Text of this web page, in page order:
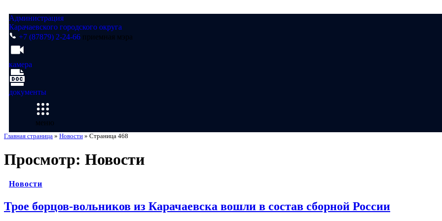
Администрация
Карачаевского городского округа
+7 (87879) 2-24-66 приемная мэра
камера
документы
меню
Главная страница » Новости » Страница 468
Просмотр: Новости
Новости
Трое борцов-вольников из Карачаевска вошли в состав сборной России